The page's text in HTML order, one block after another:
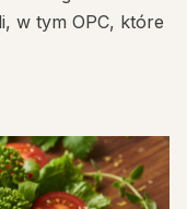
w tym OPC, które